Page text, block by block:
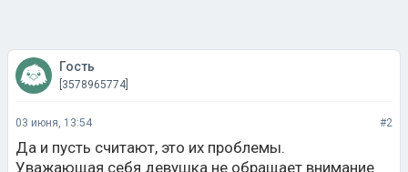
Гость
[3578965774]
03 июня, 13:54 #2
Да и пусть считают, это их проблемы.
Уважающая себя девушка не обращает внимание